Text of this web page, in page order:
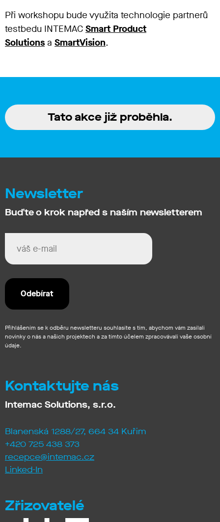
Při workshopu bude využita technologie partnerů
testbedu INTEMAC Smart Product
Solutions a SmartVision.
Tato akce již proběhla.
Newsletter
Buďte o krok napřed s naším newsletterem
Přihlášením se k odběru newsletteru souhlasíte s tím, abychom vám zasílali
novinky o nás a našich projektech a za tímto účelem zpracovávali vaše osobní
údaje.
Kontaktujte nás
Intemac Solutions, s.r.o.
Blanenská 1288/27, 664 34 Kuřim
+420 725 438 373
recepce@intemac.cz
Linked-In
Zřizovatelé